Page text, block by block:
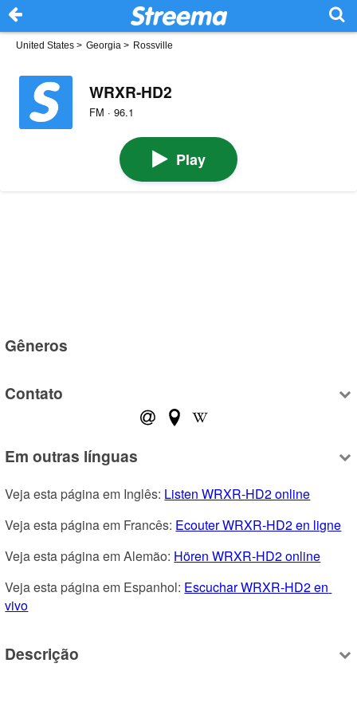
United States > Georgia > Rossville
WRXR-HD2
FM · 96.1
Play
Gêneros
Contato
Em outras línguas
Veja esta página em Inglês: Listen WRXR-HD2 online
Veja esta página em Francês: Ecouter WRXR-HD2 en ligne
Veja esta página em Alemão: Hören WRXR-HD2 online
Veja esta página em Espanhol: Escuchar WRXR-HD2 en
vivo
Descrição